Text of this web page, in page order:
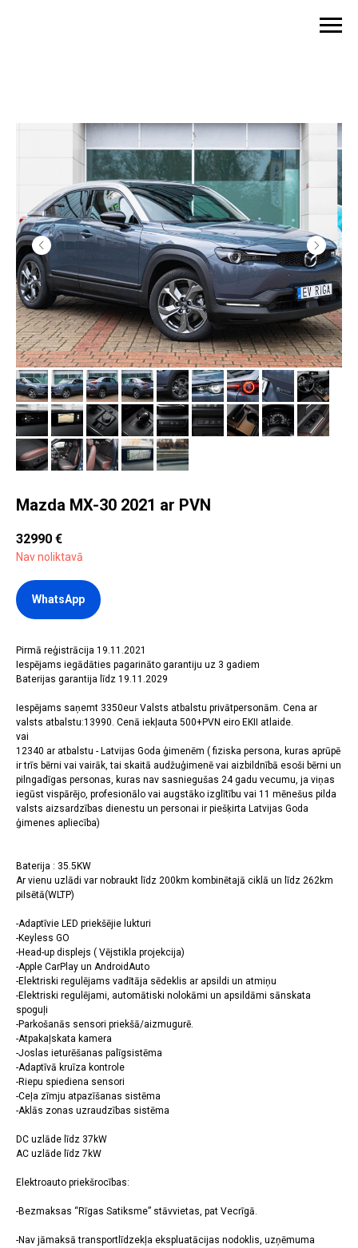
Mazda MX-30 2021 ar PVN
32990 €
Nav noliktavā
WhatsApp
Pirmā reģistrācija 19.11.2021
Iespējams iegādāties pagarināto garantiju uz 3 gadiem
Baterijas garantija līdz 19.11.2029
Iespējams saņemt 3350eur Valsts atbalstu privātpersonām. Cena ar
valsts atbalstu:13990. Cenā iekļauta 500+PVN eiro EKII atlaide.
vai
12340 ar atbalstu - Latvijas Goda ģimenēm ( fiziska persona, kuras aprūpē
ir trīs bērni vai vairāk, tai skaitā audžuģimenē vai aizbildnībā esoši bērni un
pilngadīgas personas, kuras nav sasniegušas 24 gadu vecumu, ja viņas
iegūst vispārējo, profesionālo vai augstāko izglītību vai 11 mēnešus pilda
valsts aizsardzības dienestu un personai ir piešķirta Latvijas Goda
ģimenes apliecība)
Baterija : 35.5KW
Ar vienu uzlādi var nobraukt līdz 200km kombinētajā ciklā un līdz 262km
pilsētā(WLTP)
-Adaptīvie LED priekšējie lukturi
-Keyless GO
-Head-up displejs ( Vējstikla projekcija)
-Apple CarPlay un AndroidAuto
-Elektriski regulējams vadītāja sēdeklis ar apsildi un atmiņu
-Elektriski regulējami, automātiski nolokāmi un apsildāmi sānskata
spoguļi
-Parkošanās sensori priekšā/aizmugurē.
-Atpakaļskata kamera
-Joslas ieturēšanas palīgsistēma
-Adaptīvā kruīza kontrole
-Riepu spiediena sensori
-Ceļa zīmju atpazīšanas sistēma
-Aklās zonas uzraudzības sistēma
DC uzlāde līdz 37kW
AC uzlāde līdz 7kW
Elektroauto priekšrocības:
-Bezmaksas “Rīgas Satiksme” stāvvietas, pat Vecrīgā.
-Nav jāmaksā transportlīdzekļa ekspluatācijas nodoklis, uzņēmuma